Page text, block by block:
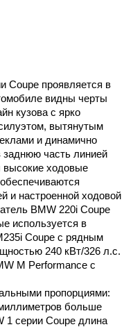
Coupe проявляется в
видны черты
кузова с ярко
вытянутым
и динамично
заднюю часть линией
ходовые
и настроенной ходовой
BMW 220i Coupe
используется в
Coupe с рядным
240 кВт/326 л.с.
M Performance с
пропорциями:
больше
1 серии Coupe длина